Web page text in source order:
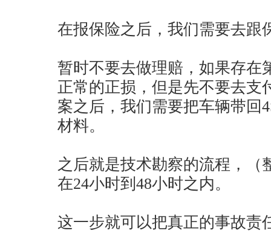
在报保险之后，我们需要去跟
暂时不要去做理赔，如果存在
正常的正损，但是先不要去支
案之后，我们需要把车辆带回
材料。
之后就是技术勘察的流程，（
在24小时到48小时之内。
这一步就可以把真正的事故责